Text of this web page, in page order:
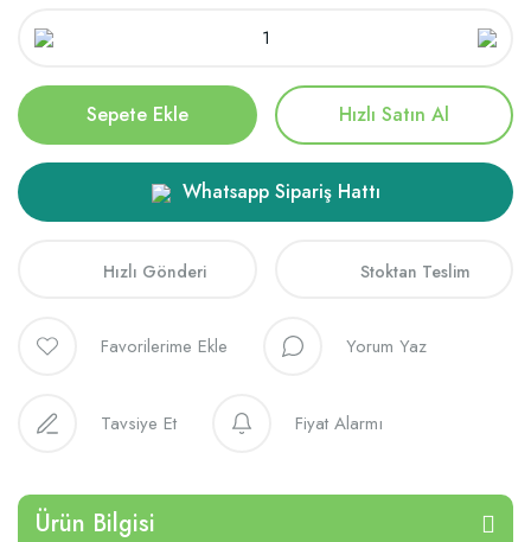
Sepete Ekle Hızlı Satın Al
Whatsapp Sipariş Hattı
Hızlı Gönderi Stoktan Teslim
Yorum Yaz
Tavsiye Et Fiyat Alarmı
Ürün Bilgisi